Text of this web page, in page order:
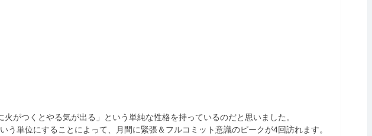
がつくとやる気が出る」という単純な性格を持っているのだと思いました。
単位にすることによって、月間に緊張＆フルコミット意識のピークが4回訪れます。